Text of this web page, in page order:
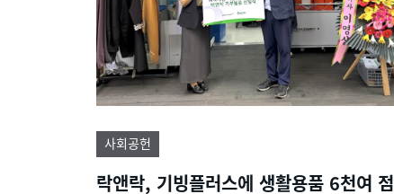
사회공헌
락앤락, 기빙플러스에 생활용품 6천여 점